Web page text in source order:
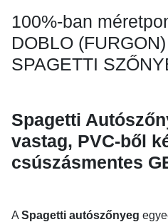
100%-ban
DOBLO
SPAGETTI
Spagetti
vastag, PVC-ből
csúszásmentes
A Spagetti autószőnyeg